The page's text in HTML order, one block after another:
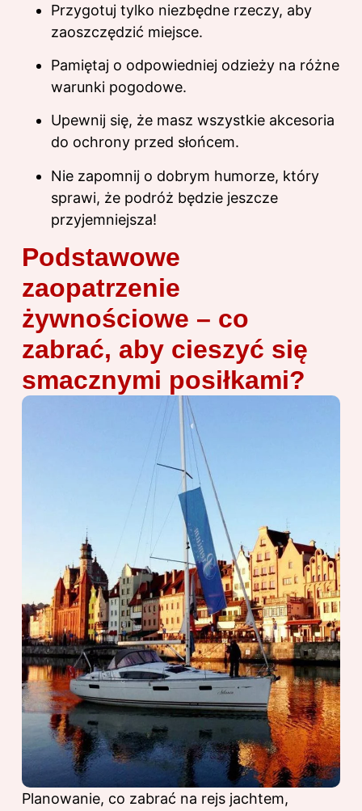
Przygotuj tylko niezbędne rzeczy, aby
zaoszczędzić miejsce.
Pamiętaj o odpowiedniej odzieży na różne
warunki pogodowe.
Upewnij się, że masz wszystkie akcesoria
do ochrony przed słońcem.
Nie zapomnij o dobrym humorze, który
sprawi, że podróż będzie jeszcze
przyjemniejsza!
Podstawowe
zaopatrzenie
żywnościowe – co
zabrać, aby cieszyć się
smacznymi posiłkami?
Planowanie, co zabrać na rejs jachtem,